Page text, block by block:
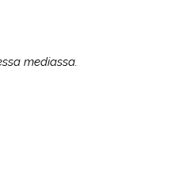
mediassa.